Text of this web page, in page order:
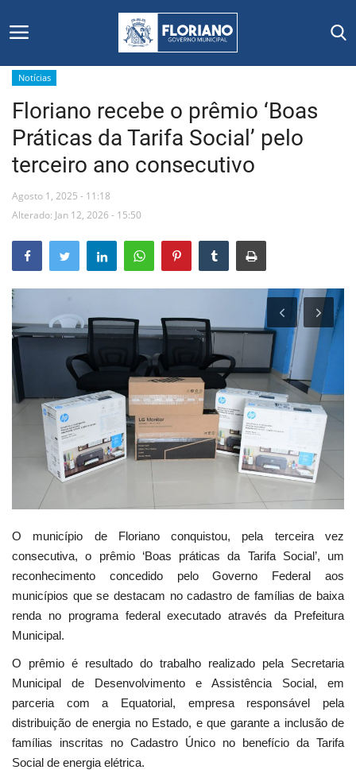
Início
Editais
Floriano
Mural de Licitações
Notícias
Vídeos
Webmail
Contato
Notícias
Floriano recebe o prêmio ‘Boas
Práticas da Tarifa Social’ pelo
terceiro ano consecutivo
Agosto 1, 2025 - 11:18
Alterado: Jan 12, 2026 - 15:50
O município de Floriano conquistou, pela terceira vez
consecutiva, o prêmio ‘Boas práticas da Tarifa Social’, um
reconhecimento concedido pelo Governo Federal aos
municípios que se destacam no cadastro de famílias de baixa
renda no programa federal executado através da Prefeitura
Municipal.
O prêmio é resultado do trabalho realizado pela Secretaria
Municipal de Desenvolvimento e Assistência Social, em
parceria com a Equatorial, empresa responsável pela
distribuição de energia no Estado, e que garante a inclusão de
famílias inscritas no Cadastro Único no benefício da Tarifa
Social de energia elétrica.